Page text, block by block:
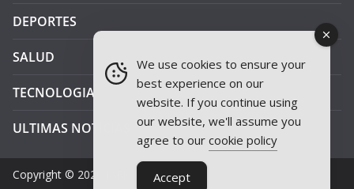
DEPORTES
SALUD
TECNOLOGIA
ULTIMAS NOTICIAS
Copyright © 2026 JAEN PLUS RADIO
We use cookies to ensure your
best experience on our
website. If you continue using
our website, we'll assume you
agree to our cookie policy
Accept